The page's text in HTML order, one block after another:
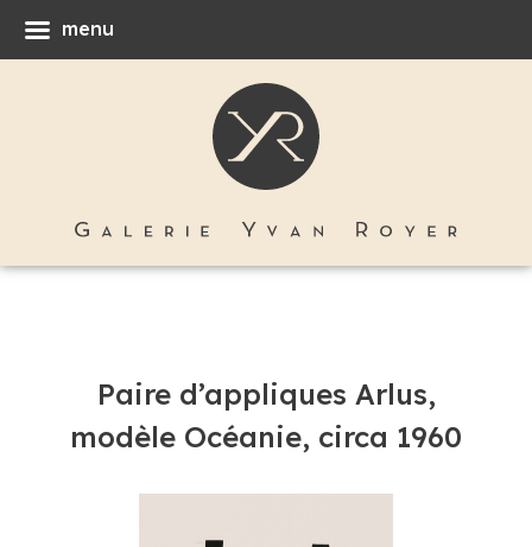
Paire d’appliques Arlus,
modèle Océanie, circa 1960
menu